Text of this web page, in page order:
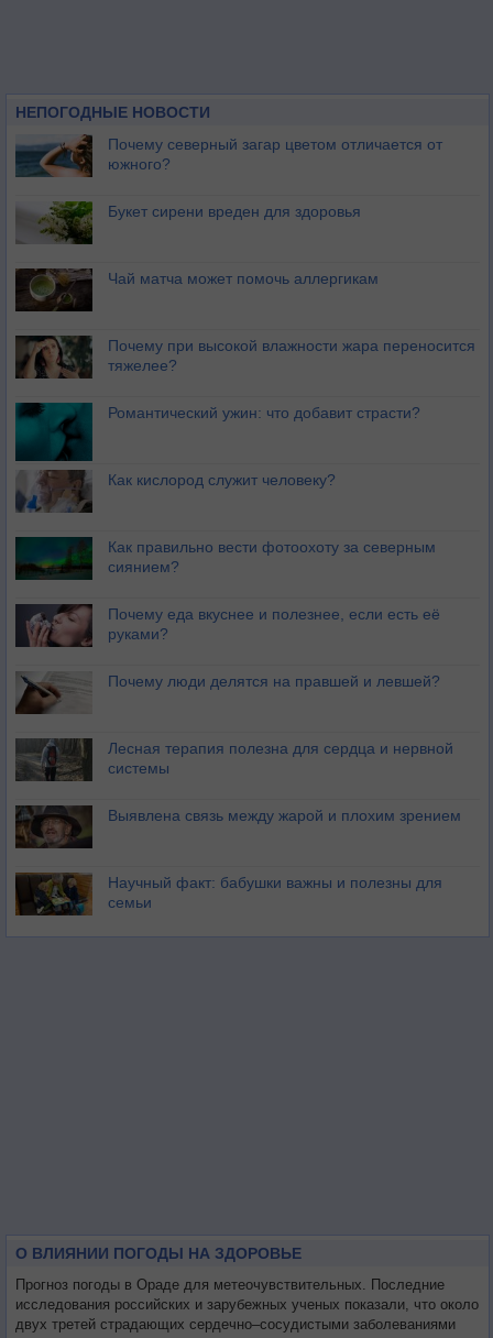
НЕПОГОДНЫЕ НОВОСТИ
Почему северный загар цветом отличается от
южного?
Букет сирени вреден для здоровья
Чай матча может помочь аллергикам
Почему при высокой влажности жара переносится
тяжелее?
Романтический ужин: что добавит страсти?
Как кислород служит человеку?
Как правильно вести фотоохоту за северным
сиянием?
Почему еда вкуснее и полезнее, если есть её
руками?
Почему люди делятся на правшей и левшей?
Лесная терапия полезна для сердца и нервной
системы
Выявлена связь между жарой и плохим зрением
Научный факт: бабушки важны и полезны для
семьи
О ВЛИЯНИИ ПОГОДЫ НА ЗДОРОВЬЕ
Прогноз погоды в Ораде для метеочувствительных. Последние
исследования российских и зарубежных ученых показали, что около
двух третей страдающих сердечно–сосудистыми заболеваниями